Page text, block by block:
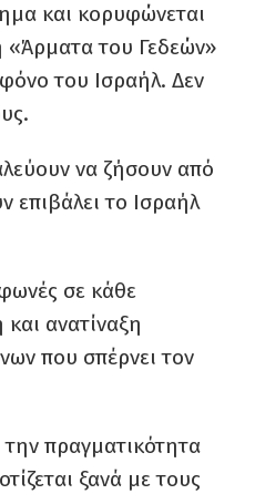
και κορυφώνεται
«Άρματα του Γεδεών»
του Ισραήλ. Δεν
να ζήσουν από
επιβάλει το Ισραήλ
σε κάθε
ανατίναξη
που σπέρνει τον
πραγματικότητα
ξανά με τους